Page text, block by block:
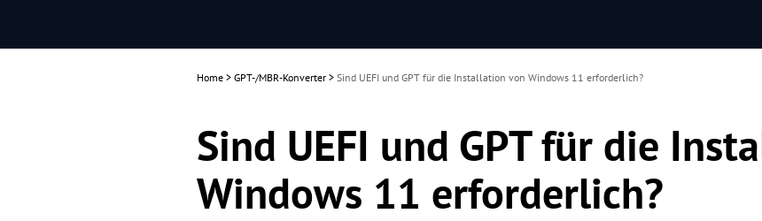
Home > GPT-/MBR-Konverter > Sind UEFI und GPT für die Installation von Windows 11 erforderlich?
Sind UEFI und GPT für die
Windows 11 erforderlich?